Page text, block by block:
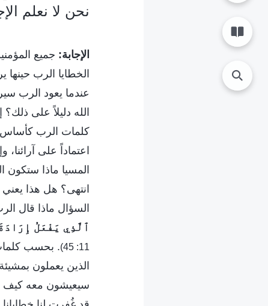
نحن لا نعلم
الإجابة: جميع
الخطايا الرب حينها
عندما يعود الرب
الله دليلاً على
كلمات الرب كأساس
اعتماداً على
المسيا ماذا
انتهى؟ هل هذا
السؤال ماذا قال
ٱلَّذِي يَفْعَلُ
11: 45)
. بحسب
الذين يعملون
سيعيشون معه كيف